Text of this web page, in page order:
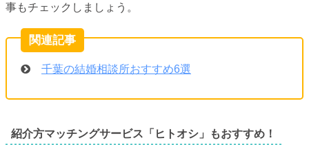
事もチェックしましょう。
千葉の結婚相談所おすすめ6選
紹介方マッチングサービス「ヒトオシ」もおすすめ！